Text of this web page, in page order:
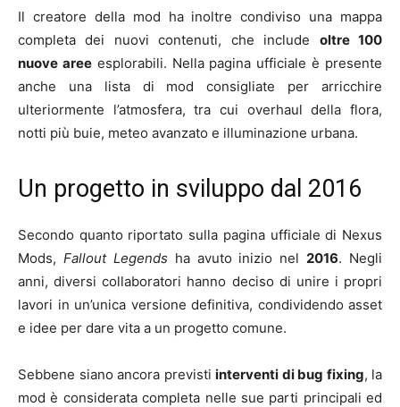
Il creatore della mod ha inoltre condiviso una mappa
completa dei nuovi contenuti, che include oltre 100
nuove areeesplorabili. Nella pagina ufficiale è presente
anche una lista di mod consigliate per arricchire
ulteriormente l’atmosfera, tra cui overhaul della flora,
notti più buie, meteo avanzato e illuminazione urbana.
Un progetto in sviluppo dal 2016
Secondo quanto riportato sulla pagina ufficiale di Nexus
Mods, Fallout Legends ha avuto inizio nel2016. Negli
anni, diversi collaboratori hanno deciso di unire i propri
lavori in un’unica versione definitiva, condividendo asset
e idee per dare vita a un progetto comune.
Sebbene siano ancora previsti interventi di bug fixing, la
mod è considerata completa nelle sue parti principali ed